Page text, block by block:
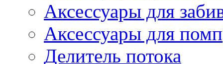
Аксессуары для
Аксессуары для помп
Делитель потока